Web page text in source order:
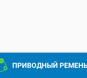
ПРИВОДНЫЙ